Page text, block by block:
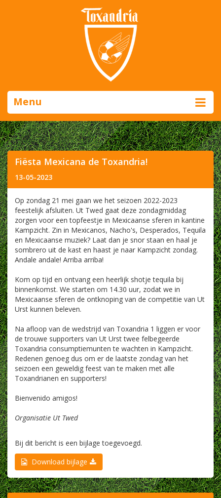
Menu
Fiësta Mexicana de Toxandria!
13-05-2023
Op zondag 21 mei gaan we het seizoen 2022-2023
feestelijk afsluiten. Ut Twed gaat deze zondagmiddag
zorgen voor een topfeestje in Mexicaanse sferen in kantine
Kampzicht. Zin in Mexicanos, Nacho's, Desperados, Tequila
en Mexicaanse muziek? Laat dan je snor staan en haal je
sombrero uit de kast en haast je naar Kampzicht zondag.
Andale andale! Arriba arriba!
Kom op tijd en ontvang een heerlijk shotje tequila bij
binnenkomst. We starten om 14.30 uur, zodat we in
Mexicaanse sferen de ontknoping van de competitie van Ut
Urst kunnen beleven.
Na afloop van de wedstrijd van Toxandria 1 liggen er voor
de trouwe supporters van Ut Urst twee felbegeerde
Toxandria consumptiemunten te wachten in Kampzicht.
Redenen genoeg dus om er de laatste zondag van het
seizoen een geweldig feest van te maken met alle
Toxandrianen en supporters!
Bienvenido amigos!
Organisatie Ut Twed
Bij dit bericht is een bijlage toegevoegd.
Download bijlage